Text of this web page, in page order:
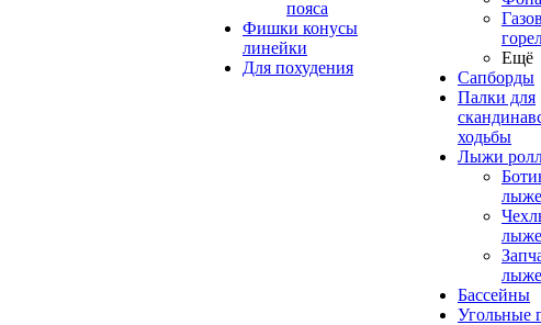
пояса
Фишки конусы
линейки
Для похудения
Ещё
Сапборды
Палки для
ходьбы
Лыжи
Бассейны
Угольные